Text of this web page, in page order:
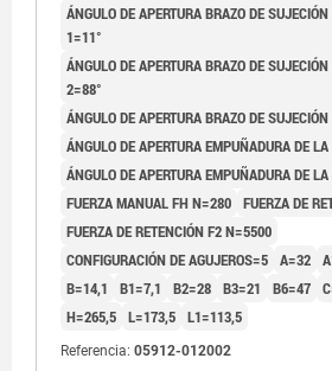
ÁNGULO DE APERTURA BRAZO DE
1=11°
ÁNGULO DE APERTURA BRAZO DE
2=88°
ÁNGULO DE APERTURA BRAZO DE
ÁNGULO DE APERTURA EMPUÑADURA DE
ÁNGULO DE APERTURA EMPUÑADURA DE
FUERZA MANUAL FH N=280 FUERZA DE
FUERZA DE RETENCIÓN F2 N=5500
CONFIGURACIÓN DE AGUJEROS=5 A=32
B=14,1
B1=7,1 B2=28 B3=21 B6=47
H=265,5 L=173,5 L1=113,5
Referencia: 05912-012002